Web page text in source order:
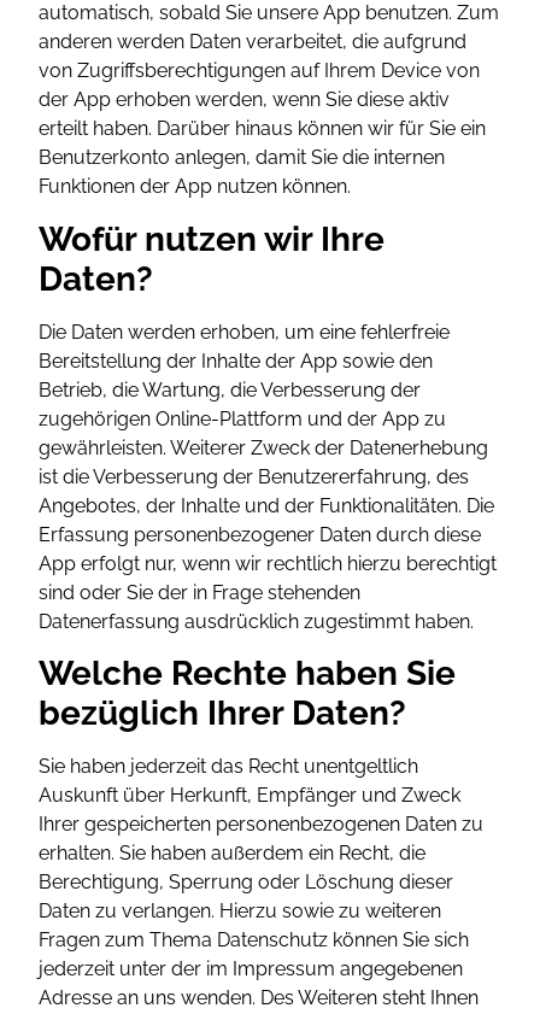
automatisch, sobald Sie unsere App benutzen. Zum
anderen werden Daten verarbeitet, die aufgrund
von Zugriffsberechtigungen auf Ihrem Device von
der App erhoben werden, wenn Sie diese aktiv
erteilt haben. Darüber hinaus können wir für Sie ein
Benutzerkonto anlegen, damit Sie die internen
Funktionen der App nutzen können.
Wofür nutzen wir Ihre
Daten?
Die Daten werden erhoben, um eine fehlerfreie
Bereitstellung der Inhalte der App sowie den
Betrieb, die Wartung, die Verbesserung der
zugehörigen Online-Plattform und der App zu
gewährleisten. Weiterer Zweck der Datenerhebung
ist die Verbesserung der Benutzererfahrung, des
Angebotes, der Inhalte und der Funktionalitäten. Die
Erfassung personenbezogener Daten durch diese
App erfolgt nur, wenn wir rechtlich hierzu berechtigt
sind oder Sie der in Frage stehenden
Datenerfassung ausdrücklich zugestimmt haben.
Welche Rechte haben Sie
bezüglich Ihrer Daten?
Sie haben jederzeit das Recht unentgeltlich
Auskunft über Herkunft, Empfänger und Zweck
Ihrer gespeicherten personenbezogenen Daten zu
erhalten. Sie haben außerdem ein Recht, die
Berechtigung, Sperrung oder Löschung dieser
Daten zu verlangen. Hierzu sowie zu weiteren
Fragen zum Thema Datenschutz können Sie sich
jederzeit unter der im Impressum angegebenen
Adresse an uns wenden. Des Weiteren steht Ihnen